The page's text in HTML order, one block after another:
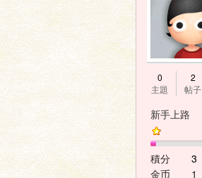
0
主題
2
帖子
新手上路
積分
3
金币
1